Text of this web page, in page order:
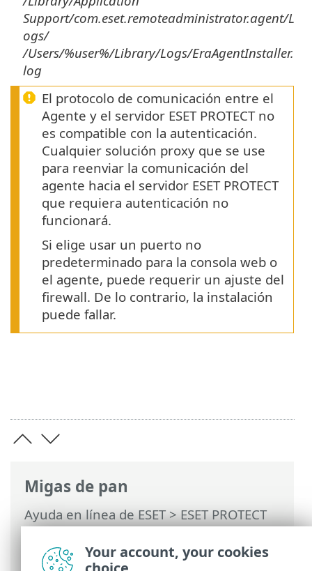
Migas de pan
Ayuda en línea de ESET>ESET PROTECT
On-Prem>Instalar>Instalación de
componentes en macOS > Instalación del
agente - macOS
Support/com.eset.remoteadministrator.agent/L
ogs/
/Users/%user%/Library/Logs/EraAgentInstaller.
log
El protocolo de comunicación entre el
Agente y el servidor ESET PROTECT no
es compatible con la autenticación.
Cualquier solución proxy que se use
para reenviar la comunicación del
agente hacia el servidor ESET PROTECT
que requiera autenticación no
funcionará.
Si elige usar un puerto no
predeterminado para la consola web o
el agente, puede requerir un ajuste del
firewall. De lo contrario, la instalación
puede fallar.
Your account, your cookies